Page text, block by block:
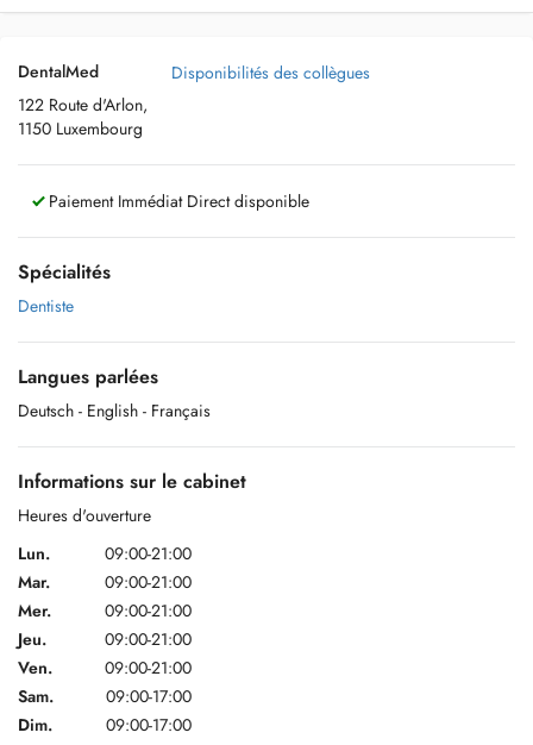
DentalMed
122 Route d'Arlon,
1150 Luxembourg
Disponibilités des collègues
Paiement Immédiat Direct disponible
Spécialités
Dentiste
Langues parlées
Deutsch - English - Français
Informations sur le cabinet
Heures d'ouverture
Lun.
09:00-21:00
Mar.
09:00-21:00
Mer.
09:00-21:00
Jeu.
09:00-21:00
Ven.
09:00-21:00
Sam.
09:00-17:00
Dim.
09:00-17:00